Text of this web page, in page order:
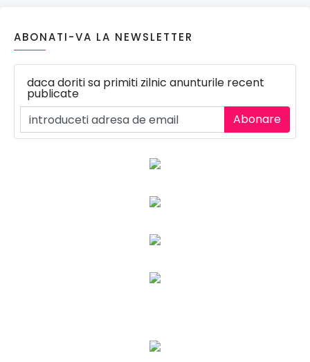
ABONATI-VA LA NEWSLETTER
daca doriti sa primiti zilnic anunturile recent
publicate